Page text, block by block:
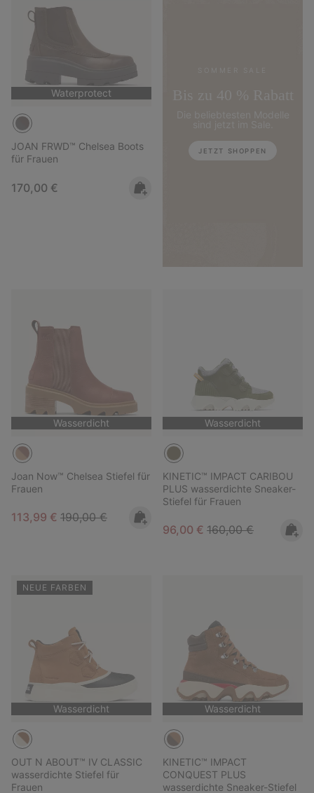
Waterprotect
JOAN FRWD™ Chelsea Boots
für Frauen
Regular price:
170,00 €
JETZT SHOPPEN
Wasserdicht
Joan Now™ Chelsea Stiefel für
Frauen
Sale price:
113,99 € Regular price:
190,00 €
Wasserdicht
KINETIC™ IMPACT CARIBOU
PLUS wasserdichte Sneaker-
Stiefel für Frauen
Sale price:
96,00 € Regular price:
160,00 €
NEUE FARBEN
Wasserdicht
OUT N ABOUT™ IV CLASSIC
wasserdichte Stiefel für
Frauen
Wasserdicht
KINETIC™ IMPACT
CONQUEST PLUS
wasserdichte Sneaker-Stiefel